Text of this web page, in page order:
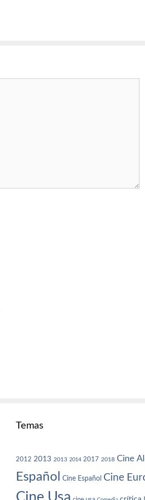
Temas
2012 2013 2013 2014 2017 2018 Cine
Español
Cine Español Cine